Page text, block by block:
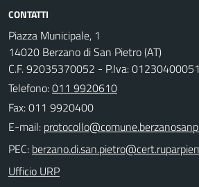
CONTATTI
Piazza Municipale, 1
14020 Berzano di San Pietro (AT)
C.F. 92035370052 - P.Iva: 01230400051
Telefono:011 9920610
Fax: 011 9920400
E-mail:
PEC:
Ufficio URP